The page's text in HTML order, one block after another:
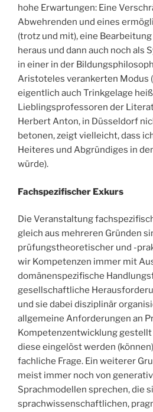
hohe Erwartungen: Eine
Abwehrenden und eines
(trotz und mit), eine Bearbeitung
heraus und dann auch noch als
in einer in der
Aristoteles verankerten Modus
eigentlich auch Trinkgelage
Lieblingsprofessoren der
Herbert Anton, in Düsseldorf
betonen, zeigt vielleicht, dass
Heiteres und Abgründiges in
würde).
Fachspezifischer Exkurs
Die Veranstaltung
gleich aus mehreren Gründen
prüfungstheoretischer und -
wir Kompetenzen immer mit
domänenspezifische
gesellschaftliche
und sie dabei disziplinär
allgemeine Anforderungen an
Kompetenzentwicklung gestellt
diese eingelöst werden
fachliche Frage. Ein weiterer
meist immer noch von
Sprachmodellen sprechen, die
sprachwissenschaftlichen,